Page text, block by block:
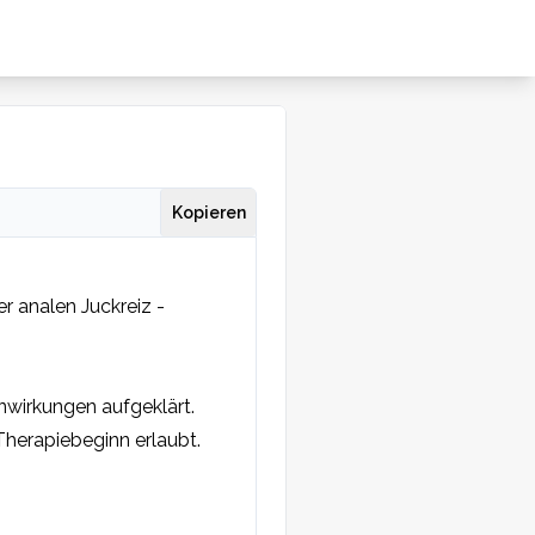
Kopieren
analen Juckreiz -
aufgeklärt.
erlaubt.